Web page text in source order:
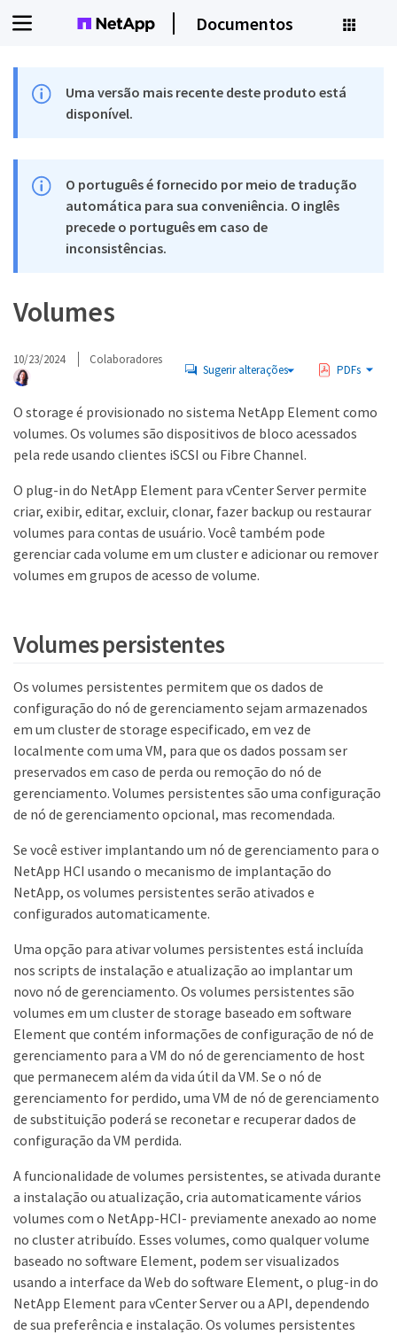
Documentos
Uma versão mais recente deste produto está
disponível.
O português é fornecido por meio de tradução
automática para sua conveniência. O inglês
precede o português em caso de
inconsistências.
Volumes
10/23/2024 Colaboradores
Sugerir alterações PDFs
O storage é provisionado no sistema NetApp Element como
volumes. Os volumes são dispositivos de bloco acessados
pela rede usando clientes iSCSI ou Fibre Channel.
O plug-in do NetApp Element para vCenter Server permite
criar, exibir, editar, excluir, clonar, fazer backup ou restaurar
volumes para contas de usuário. Você também pode
gerenciar cada volume em um cluster e adicionar ou remover
volumes em grupos de acesso de volume.
Volumes persistentes
Os volumes persistentes permitem que os dados de
configuração do nó de gerenciamento sejam armazenados
em um cluster de storage especificado, em vez de
localmente com uma VM, para que os dados possam ser
preservados em caso de perda ou remoção do nó de
gerenciamento. Volumes persistentes são uma configuração
de nó de gerenciamento opcional, mas recomendada.
Se você estiver implantando um nó de gerenciamento para o
NetApp HCI usando o mecanismo de implantação do
NetApp, os volumes persistentes serão ativados e
configurados automaticamente.
Uma opção para ativar volumes persistentes está incluída
nos scripts de instalação e atualização ao implantar um
novo nó de gerenciamento. Os volumes persistentes são
volumes em um cluster de storage baseado em software
Element que contém informações de configuração de nó de
gerenciamento para a VM do nó de gerenciamento de host
que permanecem além da vida útil da VM. Se o nó de
gerenciamento for perdido, uma VM de nó de gerenciamento
de substituição poderá se reconetar e recuperar dados de
configuração da VM perdida.
A funcionalidade de volumes persistentes, se ativada durante
a instalação ou atualização, cria automaticamente vários
volumes com o NetApp-HCI- previamente anexado ao nome
no cluster atribuído. Esses volumes, como qualquer volume
baseado no software Element, podem ser visualizados
usando a interface da Web do software Element, o plug-in do
NetApp Element para vCenter Server ou a API, dependendo
de sua preferência e instalação. Os volumes persistentes